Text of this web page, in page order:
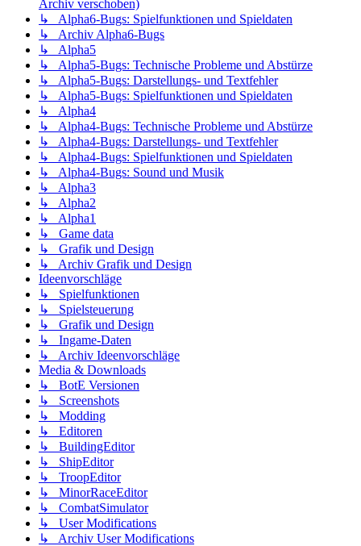
Archiv verschoben)
↳ Alpha6-Bugs: Spielfunktionen und Spieldaten
↳ Archiv Alpha6-Bugs
↳ Alpha5
↳ Alpha5-Bugs: Technische Probleme und Abstürze
↳ Alpha5-Bugs: Darstellungs- und Textfehler
↳ Alpha5-Bugs: Spielfunktionen und Spieldaten
↳ Alpha4
↳ Alpha4-Bugs: Technische Probleme und Abstürze
↳ Alpha4-Bugs: Darstellungs- und Textfehler
↳ Alpha4-Bugs: Spielfunktionen und Spieldaten
↳ Alpha4-Bugs: Sound und Musik
↳ Alpha3
↳ Alpha2
↳ Alpha1
↳ Game data
↳ Grafik und Design
↳ Archiv Grafik und Design
Ideenvorschläge
↳ Spielfunktionen
↳ Spielsteuerung
↳ Grafik und Design
↳ Ingame-Daten
↳ Archiv Ideenvorschläge
Media & Downloads
↳ BotE Versionen
↳ Screenshots
↳ Modding
↳ Editoren
↳ BuildingEditor
↳ ShipEditor
↳ TroopEditor
↳ MinorRaceEditor
↳ CombatSimulator
↳ User Modifications
↳ Archiv User Modifications